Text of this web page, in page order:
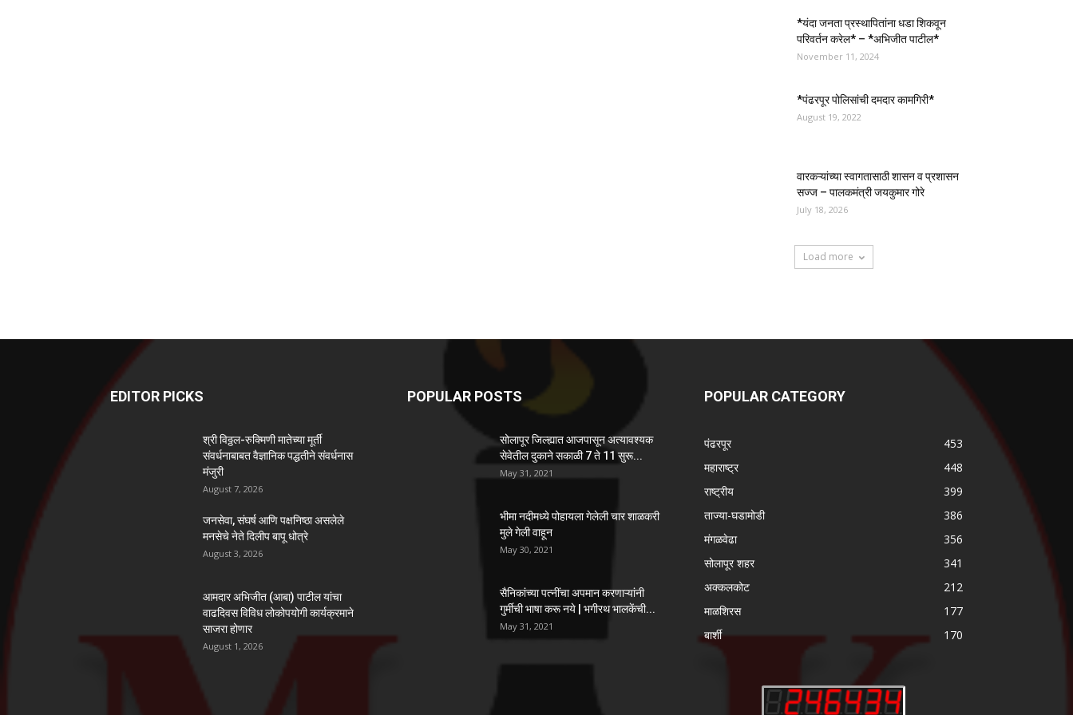
*यंदा जनता प्रस्थापितांना धडा शिकवून
परिवर्तन करेल* – *अभिजीत पाटील*
November 11, 2024
*पंढरपूर पोलिसांची दमदार कामगिरी*
August 19, 2022
वारकऱ्यांच्या स्वागतासाठी शासन व प्रशासन
सज्ज – पालकमंत्री जयकुमार गोरे
July 18, 2026
Load more
EDITOR PICKS
श्री विठ्ठल-रुक्मिणी मातेच्या मूर्ती
संवर्धनाबाबत वैज्ञानिक पद्धतीने संवर्धनास
मंजुरी
August 7, 2026
जनसेवा, संघर्ष आणि पक्षनिष्ठा असलेले
मनसेचे नेते दिलीप बापू धोत्रे
August 3, 2026
आमदार अभिजीत (आबा) पाटील यांचा
वाढदिवस विविध लोकोपयोगी कार्यक्रमाने
साजरा होणार
August 1, 2026
POPULAR POSTS
सोलापूर जिल्ह्यात आजपासून अत्यावश्यक
सेवेतील दुकाने सकाळी 7 ते 11 सुरू...
May 31, 2021
भीमा नदीमध्ये पोहायला गेलेली चार शाळकरी
मुले गेली वाहून
May 30, 2021
सैनिकांच्या पत्नींचा अपमान करणाऱ्यांनी
गुर्मीची भाषा करू नये | भगीरथ भालकेंची...
May 31, 2021
POPULAR CATEGORY
पंढरपूर
453
महाराष्ट्र
448
राष्ट्रीय
399
ताज्या-घडामोडी
386
मंगळवेढा
356
सोलापूर शहर
341
अक्कलकोट
212
माळशिरस
177
बार्शी
170